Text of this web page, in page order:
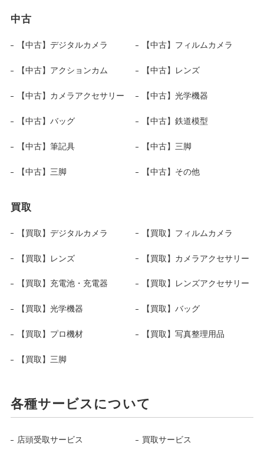
中古
【中古】デジタルカメラ 【中古】フィルムカメラ
【中古】アクションカム 【中古】レンズ
【中古】カメラアクセサリー 【中古】光学機器
【中古】バッグ 【中古】鉄道模型
【中古】筆記具 【中古】三脚
【中古】三脚 【中古】その他
買取
【買取】デジタルカメラ 【買取】フィルムカメラ
【買取】レンズ 【買取】カメラアクセサリー
【買取】充電池・充電器 【買取】レンズアクセサリー
【買取】光学機器 【買取】バッグ
【買取】プロ機材 【買取】写真整理用品
【買取】三脚
各種サービスについて
店頭受取サービス 買取サービス